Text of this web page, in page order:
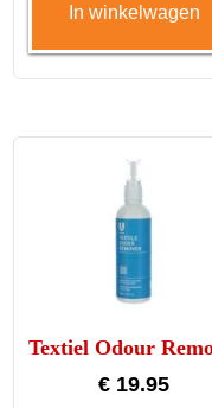
In winkelwagen
€ 19.95